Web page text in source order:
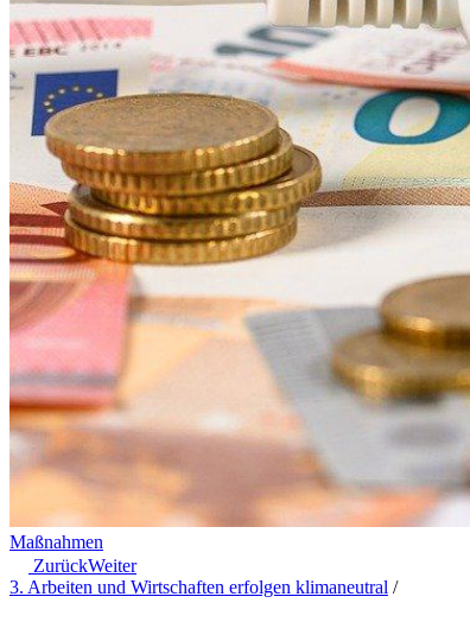
Maßnahmen
ZurückWeiter
3. Arbeiten und Wirtschaften erfolgen klimaneutral /